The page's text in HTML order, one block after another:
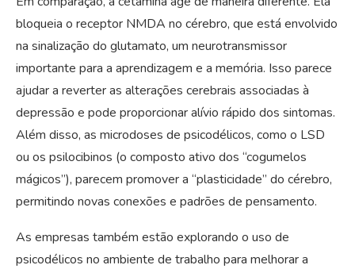
bloqueia o receptor NMDA no cérebro, que está envolvido
na sinalização do glutamato, um neurotransmissor
importante para a aprendizagem e a memória. Isso parece
ajudar a reverter as alterações cerebrais associadas à
depressão e pode proporcionar alívio rápido dos sintomas.
Além disso, as microdoses de psicodélicos, como o LSD
ou os psilocibinos (o composto ativo dos “cogumelos
mágicos”), parecem promover a “plasticidade” do cérebro,
permitindo novas conexões e padrões de pensamento.
As empresas também estão explorando o uso de
psicodélicos no ambiente de trabalho para melhorar a